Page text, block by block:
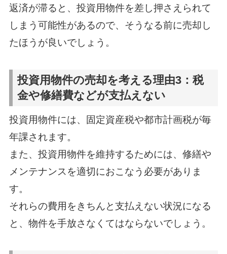
返済が滞ると、投資用物件を差し押さえられて
しまう可能性があるので、そうなる前に売却し
たほうが良いでしょう。
投資用物件の売却を考える理由3：税
金や修繕費などが支払えない
投資用物件には、固定資産税や都市計画税が毎
年課されます。
また、投資用物件を維持するためには、修繕や
メンテナンスを適切におこなう必要がありま
す。
それらの費用をきちんと支払えない状況になる
と、物件を手放さなくてはならないでしょう。